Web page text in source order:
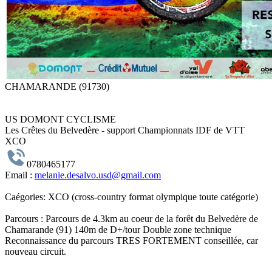
CHAMARANDE (91730)
US DOMONT CYCLISME
Les Crêtes du Belvedère - support Championnats IDF de VTT
XCO
0780465177
Email : melanie.desalvo.usd@gmail.com
Caégories: XCO (cross-country format olympique toute catégorie)
Parcours : Parcours de 4.3km au coeur de la forêt du Belvedère de
Chamarande (91) 140m de D+/tour Double zone technique
Reconnaissance du parcours TRES FORTEMENT conseillée, car
nouveau circuit.